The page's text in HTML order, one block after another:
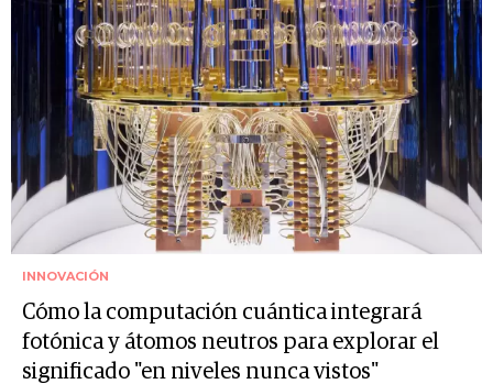
INNOVACIÓN
Cómo la computación cuántica integrará
fotónica y átomos neutros para explorar el
significado "en niveles nunca vistos"